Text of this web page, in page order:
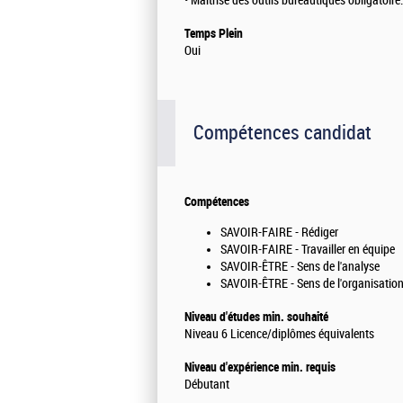
Temps Plein
Oui
Compétences candidat
Compétences
SAVOIR-FAIRE - Rédiger
SAVOIR-FAIRE - Travailler en équipe
SAVOIR-ÊTRE - Sens de l'analyse
SAVOIR-ÊTRE - Sens de l'organisation
Niveau d'études min. souhaité
Niveau 6 Licence/diplômes équivalents
Niveau d'expérience min. requis
Débutant